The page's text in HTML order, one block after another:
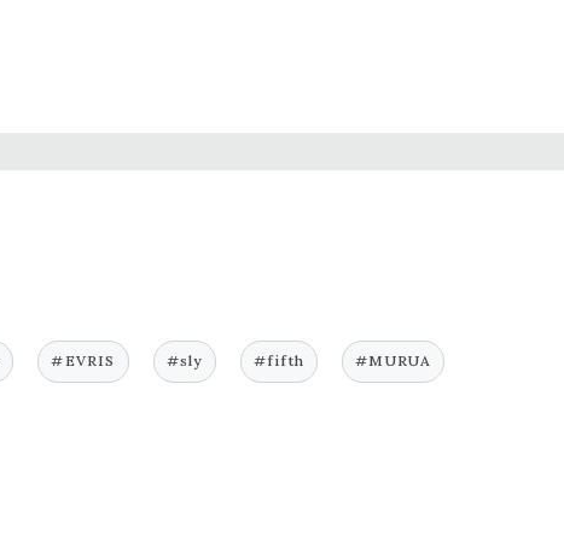
#EVRIS #sly #fifth #MURUA